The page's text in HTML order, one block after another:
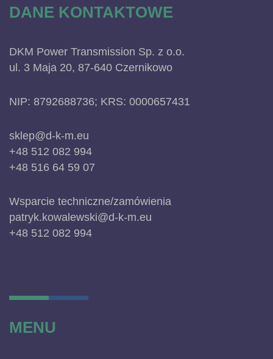
DANE KONTAKTOWE
DKM Power Transmission Sp. z o.o.
ul. 3 Maja 20, 87-640 Czernikowo
NIP: 8792688736; KRS: 0000657431
sklep@d-k-m.eu
+48 512 082 994
+48 516 64 59 07
Wsparcie techniczne/zamówienia
patryk.kowalewski@d-k-m.eu
+48 512 082 994
MENU